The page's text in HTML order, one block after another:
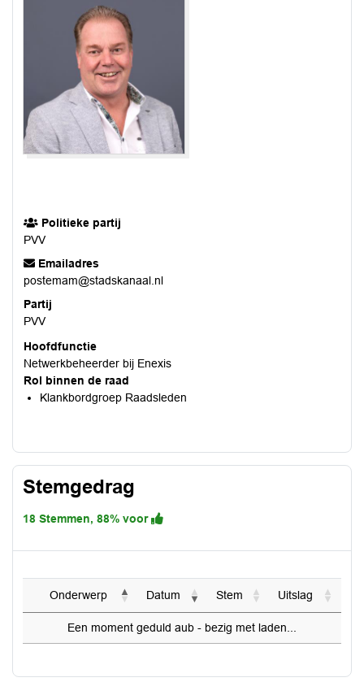
Politieke partij
PVV
Emailadres
postemam@stadskanaal.nl
Partij
PVV
Hoofdfunctie
Netwerkbeheerder bij Enexis
Rol binnen de raad
Klankbordgroep Raadsleden
Stemgedrag
18 Stemmen, 88% voor
Onderwerp Datum Stem Uitslag
Een moment geduld aub - bezig met laden...